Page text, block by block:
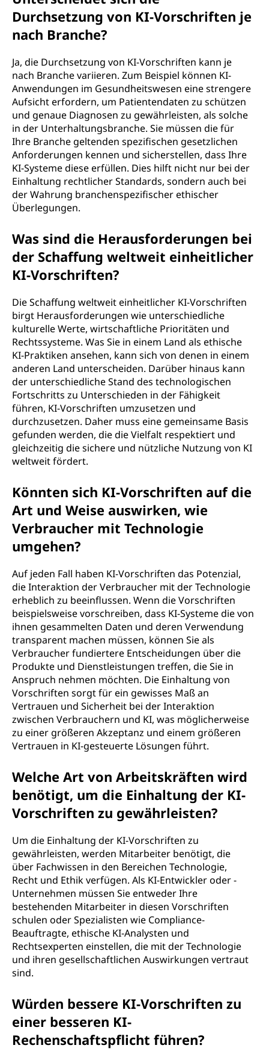
Durchsetzung von KI-Vorschriften je
nach Branche?
Ja, die Durchsetzung von KI-Vorschriften kann je
nach Branche variieren. Zum Beispiel können KI-
Anwendungen im Gesundheitswesen eine strengere
Aufsicht erfordern, um Patientendaten zu schützen
und genaue Diagnosen zu gewährleisten, als solche
in der Unterhaltungsbranche. Sie müssen die für
Ihre Branche geltenden spezifischen gesetzlichen
Anforderungen kennen und sicherstellen, dass Ihre
KI-Systeme diese erfüllen. Dies hilft nicht nur bei der
Einhaltung rechtlicher Standards, sondern auch bei
der Wahrung branchenspezifischer ethischer
Überlegungen.
Was sind die Herausforderungen bei
der Schaffung weltweit einheitlicher
KI-Vorschriften?
Die Schaffung weltweit einheitlicher KI-Vorschriften
birgt Herausforderungen wie unterschiedliche
kulturelle Werte, wirtschaftliche Prioritäten und
Rechtssysteme. Was Sie in einem Land als ethische
KI-Praktiken ansehen, kann sich von denen in einem
anderen Land unterscheiden. Darüber hinaus kann
der unterschiedliche Stand des technologischen
Fortschritts zu Unterschieden in der Fähigkeit
führen, KI-Vorschriften umzusetzen und
durchzusetzen. Daher muss eine gemeinsame Basis
gefunden werden, die die Vielfalt respektiert und
gleichzeitig die sichere und nützliche Nutzung von KI
weltweit fördert.
Könnten sich KI-Vorschriften auf die
Art und Weise auswirken, wie
Verbraucher mit Technologie
umgehen?
Auf jeden Fall haben KI-Vorschriften das Potenzial,
die Interaktion der Verbraucher mit der Technologie
erheblich zu beeinflussen. Wenn die Vorschriften
beispielsweise vorschreiben, dass KI-Systeme die von
ihnen gesammelten Daten und deren Verwendung
transparent machen müssen, können Sie als
Verbraucher fundiertere Entscheidungen über die
Produkte und Dienstleistungen treffen, die Sie in
Anspruch nehmen möchten. Die Einhaltung von
Vorschriften sorgt für ein gewisses Maß an
Vertrauen und Sicherheit bei der Interaktion
zwischen Verbrauchern und KI, was möglicherweise
zu einer größeren Akzeptanz und einem größeren
Vertrauen in KI-gesteuerte Lösungen führt.
Welche Art von Arbeitskräften wird
benötigt, um die Einhaltung der KI-
Vorschriften zu gewährleisten?
Um die Einhaltung der KI-Vorschriften zu
gewährleisten, werden Mitarbeiter benötigt, die
über Fachwissen in den Bereichen Technologie,
Recht und Ethik verfügen. Als KI-Entwickler oder -
Unternehmen müssen Sie entweder Ihre
bestehenden Mitarbeiter in diesen Vorschriften
schulen oder Spezialisten wie Compliance-
Beauftragte, ethische KI-Analysten und
Rechtsexperten einstellen, die mit der Technologie
und ihren gesellschaftlichen Auswirkungen vertraut
sind.
Würden bessere KI-Vorschriften zu
einer besseren KI-
Rechenschaftspflicht führen?